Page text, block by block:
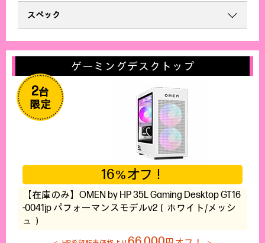
スペック
ゲーミングデスクトップ
2台
限定
16％オフ！
【在庫のみ】OMEN by HP 35L Gaming Desktop GT16
-0041jp パフォーマンスモデルv2（ホワイト/メッシ
ュ）